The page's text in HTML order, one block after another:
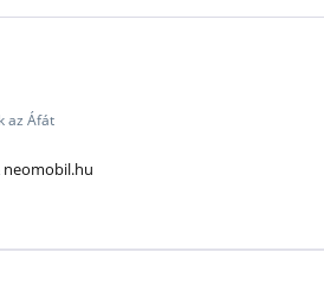
az Áfát
neomobil.hu